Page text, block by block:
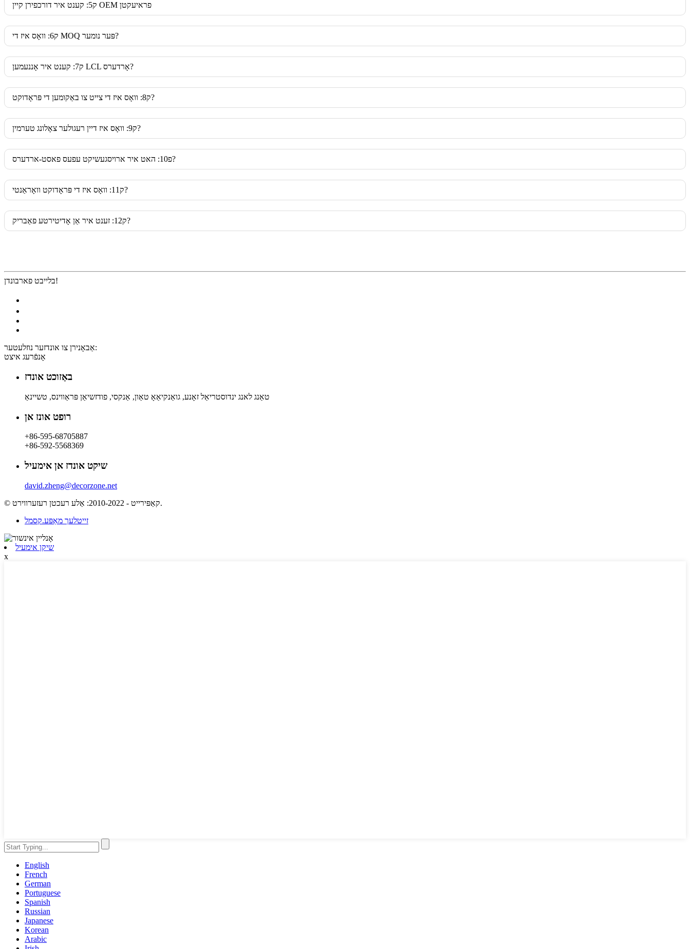
ק5: קענט איר דורכפירן קיין OEM פראיעקטן
ק6: וואָס איז די MOQ פּער נומער?
ק7: קענט איר אָננעמען LCL אָרדערס?
ק8: וואָס איז די צייט צו באַקומען די פּראָדוקט?
ק9: וואָס איז דיין רעגולער צאָלונג טערמין?
פ10: האט איר ארויסגעשיקט עפעס פאסט-ארדערס?
ק11: וואָס איז די פּראָדוקט וואָראַנטי?
ק12: זענט איר אַן אָדיטירטע פאַבריק?
בלייבט פארבונדן!
אַבאָנירן צו אונדזער נוזלעטער:
אָנפֿרעג איצט
באַזוכט אונדז
טאַנג לאנג ינדוסטריאַל זאָנע, גואַנקיאַאָ טאַון, אַנקסי, פודזשיאַן פּראַווינס, טשיינאַ
רופט אונז אן
+86-595-68705887
+86-592-5568369
שיקט אונדז אן אימעיל
david.zheng@decorzone.net
© קאַפּירייט - 2010-2022: אַלע רעכטן רעזערווירט.
זייטלעך מאַפּע.קסמל
שיקן אימעיל
x
English
French
German
Portuguese
Spanish
Russian
Japanese
Korean
Arabic